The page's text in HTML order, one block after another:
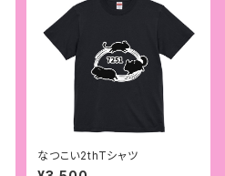
なつこい2thTシャツ